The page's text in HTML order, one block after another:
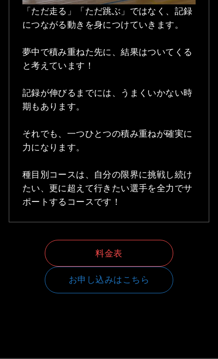
「ただ走る」「ただ跳ぶ」ではなく、記録
につながる動きを身につけていきます。
夢中で積み重ねた先に、結果はついてくる
と考えています！
記録が伸びるまでには、うまくいかない時
期もあります。
それでも、一つひとつの積み重ねが確実に
力になります。
種目別コースは、自分の限界に挑戦し続け
たい、更に超えて行きたい選手を全力でサ
ポートするコースです！
料金表
お申し込みはこちら